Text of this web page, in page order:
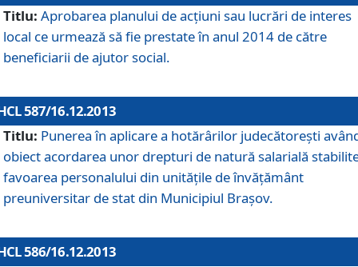
Titlu: Aprobarea planului de acţiuni sau lucrări de interes
local ce urmează să fie prestate în anul 2014 de către
beneficiarii de ajutor social.
587/16.12.2013
Titlu: Punerea în aplicare a hotărârilor judecătoreşti
obiect acordarea unor drepturi de natură salarială
favoarea personalului din unităţile de învăţământ
preuniversitar de stat din Municipiul Braşov.
586/16.12.2013